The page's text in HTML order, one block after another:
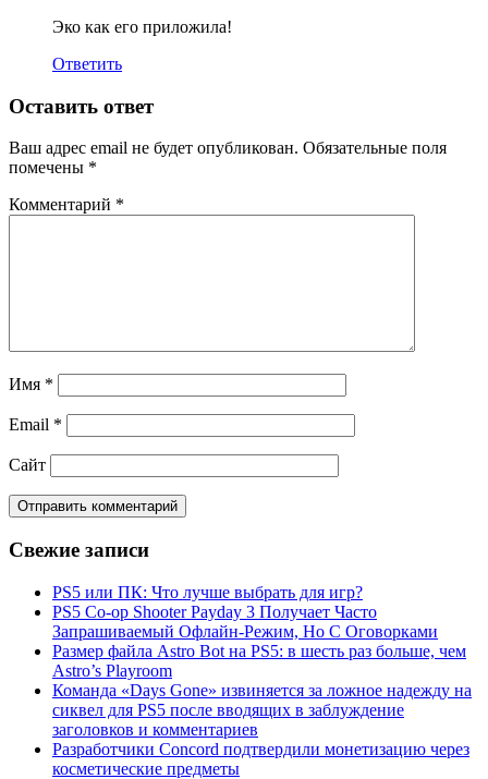
Эко как его приложила!
Ответить
Оставить ответ
Ваш адрес email не будет опубликован. Обязательные поля
помечены *
Комментарий *
Имя *
Email *
Сайт
Свежие записи
PS5 или ПК: Что лучше выбрать для игр?
PS5 Co-op Shooter Payday 3 Получает Часто
Запрашиваемый Офлайн-Режим, Но С Оговорками
Размер файла Astro Bot на PS5: в шесть раз больше, чем
Astro’s Playroom
Команда «Days Gone» извиняется за ложное надежду на
сиквел для PS5 после вводящих в заблуждение
заголовков и комментариев
Разработчики Concord подтвердили монетизацию через
косметические предметы